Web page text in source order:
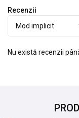
Recenzii
Nu există recenzii